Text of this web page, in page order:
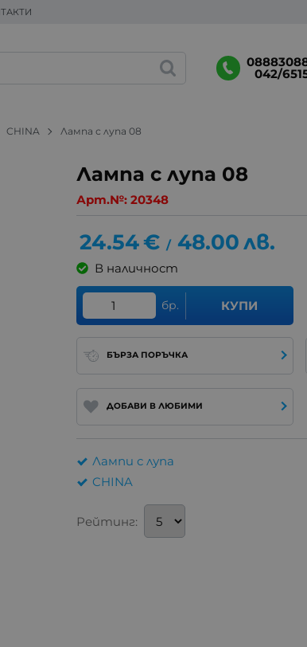
042/
CHINA Лампа с лупа 08
Лампа с лупа 08
Арт.№: 20348
24.54€ / 48.00лв.
В наличност
бр. КУПИ
БЪРЗА ПОРЪЧКА
ДОБАВИ В ЛЮБИМИ
Лампи с лупа
CHINA
Рейтинг: